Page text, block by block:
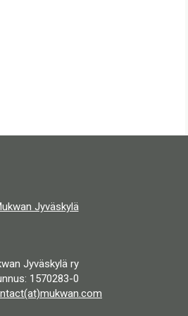
Jyväskylä ry
1570283-0